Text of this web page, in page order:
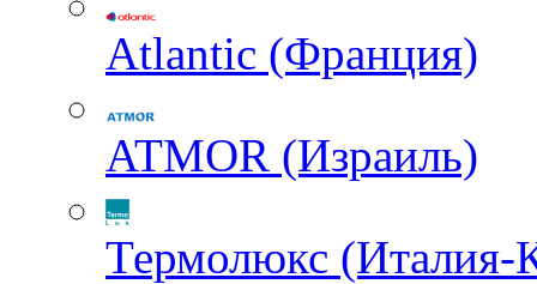
Atlantic (Франция)
ATMOR (Израиль)
Термолюкс (Италия-